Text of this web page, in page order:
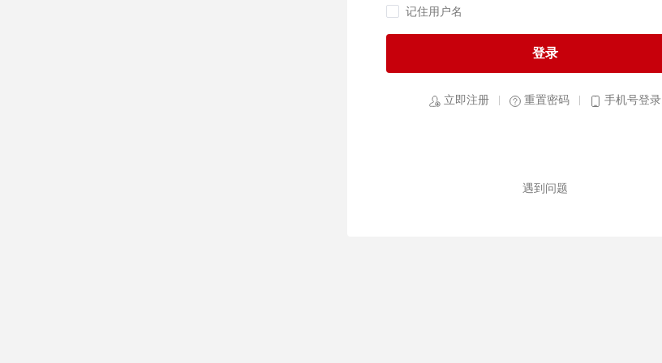
记住用户名
登录
立即注册 重置密码 手机号登录
遇到问题